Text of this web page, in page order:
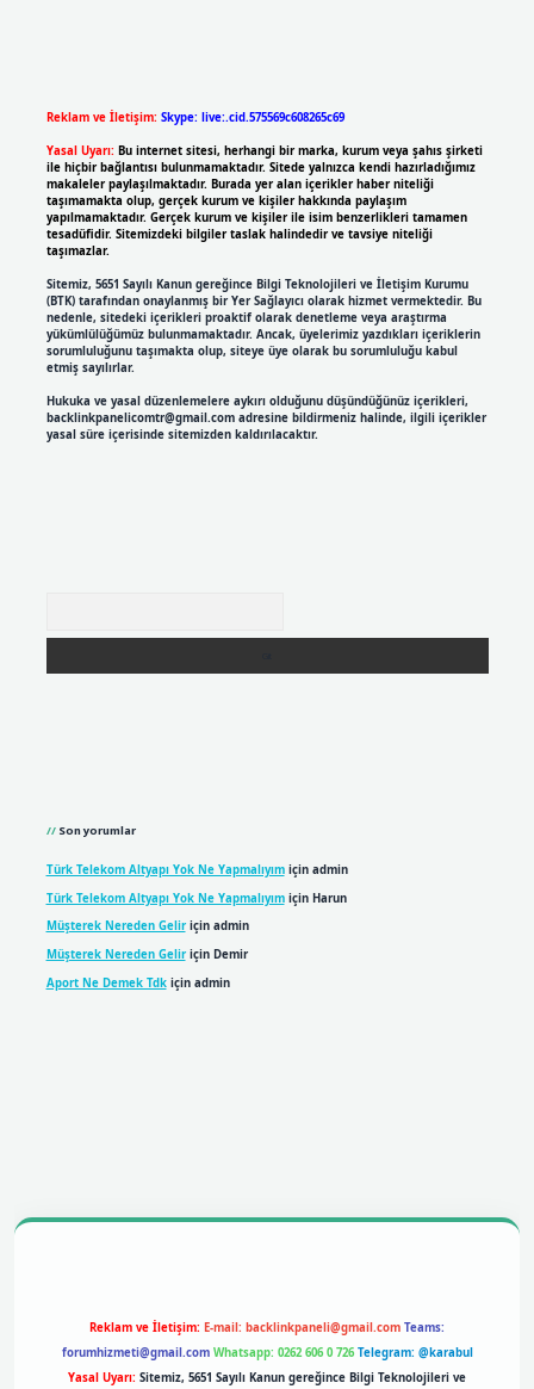
Reklam ve İletişim: Skype: live:.cid.575569c608265c69
Yasal Uyarı: Bu internet sitesi, herhangi bir marka, kurum veya şahıs şirketi
ile hiçbir bağlantısı bulunmamaktadır. Sitede yalnızca kendi hazırladığımız
makaleler paylaşılmaktadır. Burada yer alan içerikler haber niteliği
taşımamakta olup, gerçek kurum ve kişiler hakkında paylaşım
yapılmamaktadır. Gerçek kurum ve kişiler ile isim benzerlikleri tamamen
tesadüfidir. Sitemizdeki bilgiler taslak halindedir ve tavsiye niteliği
taşımazlar.
Sitemiz, 5651 Sayılı Kanun gereğince Bilgi Teknolojileri ve İletişim Kurumu
(BTK) tarafından onaylanmış bir Yer Sağlayıcı olarak hizmet vermektedir. Bu
nedenle, sitedeki içerikleri proaktif olarak denetleme veya araştırma
yükümlülüğümüz bulunmamaktadır. Ancak, üyelerimiz yazdıkları içeriklerin
sorumluluğunu taşımakta olup, siteye üye olarak bu sorumluluğu kabul
etmiş sayılırlar.
Hukuka ve yasal düzenlemelere aykırı olduğunu düşündüğünüz içerikleri,
backlinkpanelicomtr@gmail.comadresine bildirmeniz halinde, ilgili içerikler
yasal süre içerisinde sitemizden kaldırılacaktır.
Son yorumlar
Türk Telekom Altyapı Yok Ne Yapmalıyımiçin admin
Türk Telekom Altyapı Yok Ne Yapmalıyımiçin Harun
Müşterek Nereden Geliriçin admin
Müşterek Nereden Geliriçin Demir
Aport Ne Demek Tdkiçin admin
Reklam ve İletişim: E-mail: backlinkpaneli@gmail.com Teams:
forumhizmeti@gmail.com Whatsapp: 0262 606 0 726 Telegram: @karabul
Yasal Uyarı: Sitemiz, 5651 Sayılı Kanun gereğince Bilgi Teknolojileri ve